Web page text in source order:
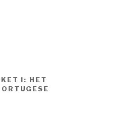
I: HET